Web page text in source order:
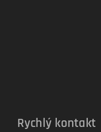
Rychlý kontakt